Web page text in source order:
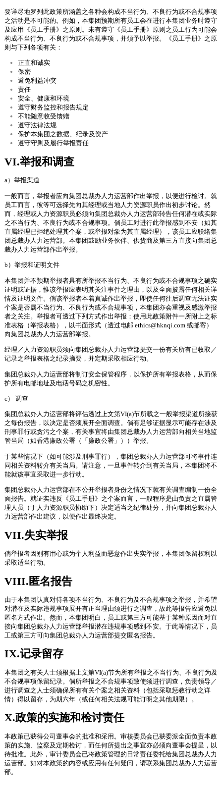
要详尽地罗列此政策所涵盖之各种会构成不当行为、不良行为或不合规事项
之活动是不可能的。例如，本集团预期所有员工会在进行本集团业务时遵守
及应用《员工手册》之原则。未有遵守《员工手册》原则之员工行为可能会
构成不当行为、不良行为或不合规事项，并须予以举报。《员工手册》之原
则与下列各项有关：
正直和诚实
保密
避免利益冲突
责任
安全、健康和环境
遵守财务监控和报告规定
不能随意收受馈赠
遵守法律法规
保护本集团之数据、纪录及资产
遵守守则及履行举报责任
VI.举报和调查
a）举报渠道
一般而言，举报者应向集团总裁办人力运营部作出举报，以便进行检讨。就
员工而言，彼等可选择先向其经理或当地人力资源职员作出初步讨论。然
而，经理或人力资源职员必须向集团总裁办人力运营部转告任何潜在或实际
之不当行为、不良行为或不合规事项。倘员工对进行此举报感到不安（如其
直属经理已拒绝处理其个案，或举报对象为其直属经理），该员工应联络集
团总裁办人力运营部。本集团鼓励业务伙伴、供货商及第三方直接向集团总
裁办人力运营部作出举报。
b）举报和证明文件
本集团并不预期举报者具有所举报不当行为、不良行为或不合规事项之确实
证明或证据，惟该举报应表明其关注事件之理由，以及全面披露任何相关详
情及证明文件。倘该举报者本着真诚作出举报，即使任何往后调查无法证实
个案是否属不当行为、不良行为或不合规事项，本集团亦会重视及感激举报
者之关注。举报者可透过下列方式作出举报：使用此政策附件一所附上之标
准表格（举报表格），以书面形式（透过电邮 ethics@hknqi.com 或邮寄）
向集团总裁办人力运营部举报。
经理／人力资源职员须向集团总裁办人力运营部提交一份有关所有已收取／
记录之举报表格之纪录摘要，并定期采取相应行动。
集团总裁办人力运营部将制订安全保管程序，以保护所有举报表格，从而保
护所有电邮地址及电话号码之机密性。
c） 调查
集团总裁办人力运营部将评估透过上文第VI(a)节所载之一般举报渠道所接获
之每份报告，以决定是否须展开全面调查。倘有足够证据显示可能存在涉及
刑事罪行或贪污之个案，有关事宜将由集团总裁办人力运营部向相关当地监
管当局（如香港廉政公署（「廉政公署」））举报。
于某些情况下（如可能涉及刑事罪行），集团总裁办人力运营部可将事件连
同相关资料转介有关当局。请注意，一旦事件转介到有关当局，本集团将不
能就该事宜采取进一步行动。
集团总裁办人力运营部在不公开举报者身份之情况下就有关调查编制一份全
面报告。就证实违反《员工手册》之个案而言，一般程序是由负责之直属管
理人员（于人力资源职员协助下）决定适当之纪律处分，并向集团总裁办人
力运营部作出建议，以便作出最终决定。
VII.失实举报
倘举报者因别有用心或为个人利益而恶意作出失实举报，本集团保留权利以
采取适当行动。
VIII.匿名报告
由于本集团认真对待各项不当行为、不良行为及不合规事项之举报，并希望
对潜在及实际违规事项展开有正当理由须进行之调查，故此等报告应避免以
匿名方式作出。然而，本集团明白，员工或第三方可能基于某种原因而对直
接向集团总裁办人力运营部举报潜在违规事项感到不安。于此等情况下，员
工或第三方可向集团总裁办人力运营部提交匿名报告。
IX.记录留存
本集团之有关人士须根据上文第VI(a)节为所有举报之不当行为、不良行为及
不合规事项保留纪录。倘所举报之不合规事项致使须进行调查，负责领导／
进行调查之人士须确保所有有关个案之相关资料（包括采取惩教行动之详
情）得以留存，为期六年（或任何相关法规可能订明之其他期限）。
X.政策的实施和检讨责任
本政策已获得公司董事会的批准和采用。审核委员会已获委派全面负责本政
策的实施、监察及定期检讨，而任何所提出之事宜亦必须向董事会提呈，以
待批准。此外，审计委员会已将政策管理的日常责任委托给集团总裁办人力
运营部。如对本政策的内容或应用有任何疑问，请联系集团总裁办人力运营
部。